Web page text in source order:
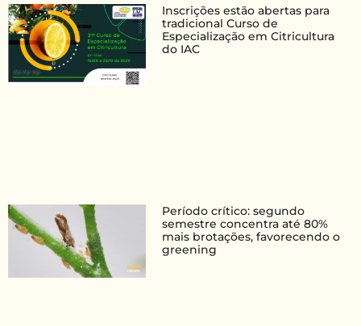
Inscrições estão abertas para
tradicional Curso de
Especialização em Citricultura
do IAC
Período crítico: segundo
semestre concentra até 80%
mais brotações, favorecendo o
greening